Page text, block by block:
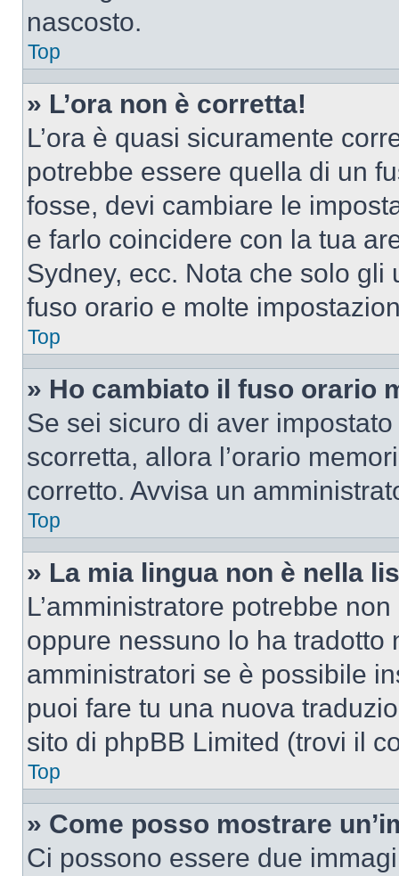
nascosto.
Top
» L’ora non è corretta!
L’ora è quasi sicuramente
potrebbe essere quella di un
fosse, devi cambiare le
e farlo coincidere con la tua
Sydney, ecc. Nota che solo
fuso orario e molte
Top
» Ho cambiato il fuso orario
Se sei sicuro di aver
scorretta, allora l’orario
corretto. Avvisa un
Top
» La mia lingua non è nella
L’amministratore potrebbe
oppure nessuno lo ha
amministratori se è possibile
puoi fare tu una nuova
sito di phpBB Limited (trovi il
Top
» Come posso mostrare
Ci possono essere due